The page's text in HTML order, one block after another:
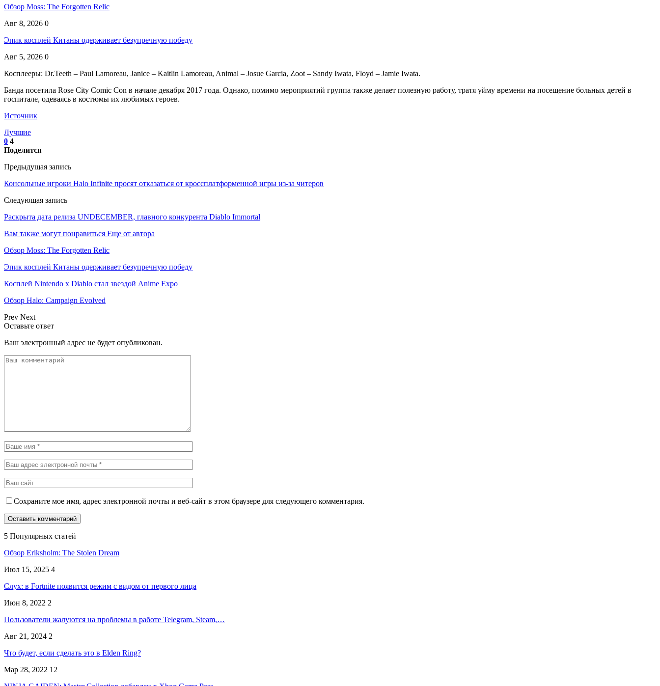
Обзор Moss: The Forgotten Relic
Авг 8, 2026 0
Эпик косплей Китаны одерживает безупречную победу
Авг 5, 2026 0
Косплееры: Dr.Teeth – Paul Lamoreau, Janice – Kaitlin Lamoreau, Animal – Josue Garcia, Zoot – Sandy Iwata, Floyd – Jamie Iwata.
Банда посетила Rose City Comic Con в начале декабря 2017 года. Однако, помимо мероприятий группа также делает полезную работу, тратя уйму времени на посещение больных детей в
госпитале, одеваясь в костюмы их любимых героев.
Источник
Лучшие
0 4
Поделится
Предыдущая запись
Консольные игроки Halo Infinite просят отказаться от кроссплатформенной игры из-за читеров
Следующая запись
Раскрыта дата релиза UNDECEMBER, главного конкурента Diablo Immortal
Вам также могут понравиться Еще от автора
Обзор Moss: The Forgotten Relic
Эпик косплей Китаны одерживает безупречную победу
Косплей Nintendo x Diablo стал звездой Anime Expo
Обзор Halo: Campaign Evolved
Prev Next
Оставьте ответ
Ваш электронный адрес не будет опубликован.
Сохраните мое имя, адрес электронной почты и веб-сайт в этом браузере для следующего комментария.
5 Популярных статей
Обзор Eriksholm: The Stolen Dream
Июл 15, 2025 4
Слух: в Fortnite появится режим с видом от первого лица
Июн 8, 2022 2
Пользователи жалуются на проблемы в работе Telegram, Steam,…
Авг 21, 2024 2
Что будет, если сделать это в Elden Ring?
Мар 28, 2022 12